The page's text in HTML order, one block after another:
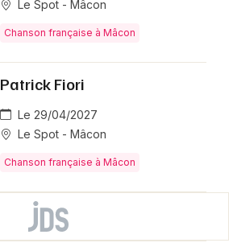
Le Spot - Mâcon
Chanson française à Mâcon
Patrick Fiori
Le 29/04/2027
Le Spot - Mâcon
Chanson française à Mâcon